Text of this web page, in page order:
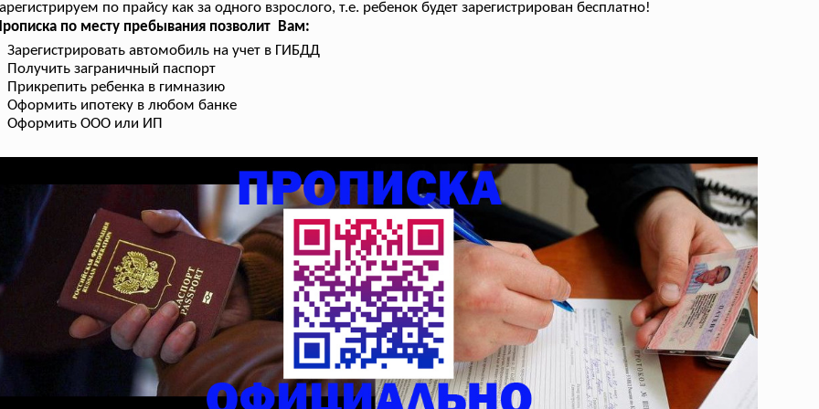
по прайсу как за одного взрослого, т.е. ребенок будет зарегистрирован бесплатно!
по месту пребывания позволит Вам:
Зарегистрировать автомобиль на учет в ГИБДД
Получить заграничный паспорт
Прикрепить ребенка в гимназию
Оформить ипотеку в любом банке
Оформить ООО или ИП